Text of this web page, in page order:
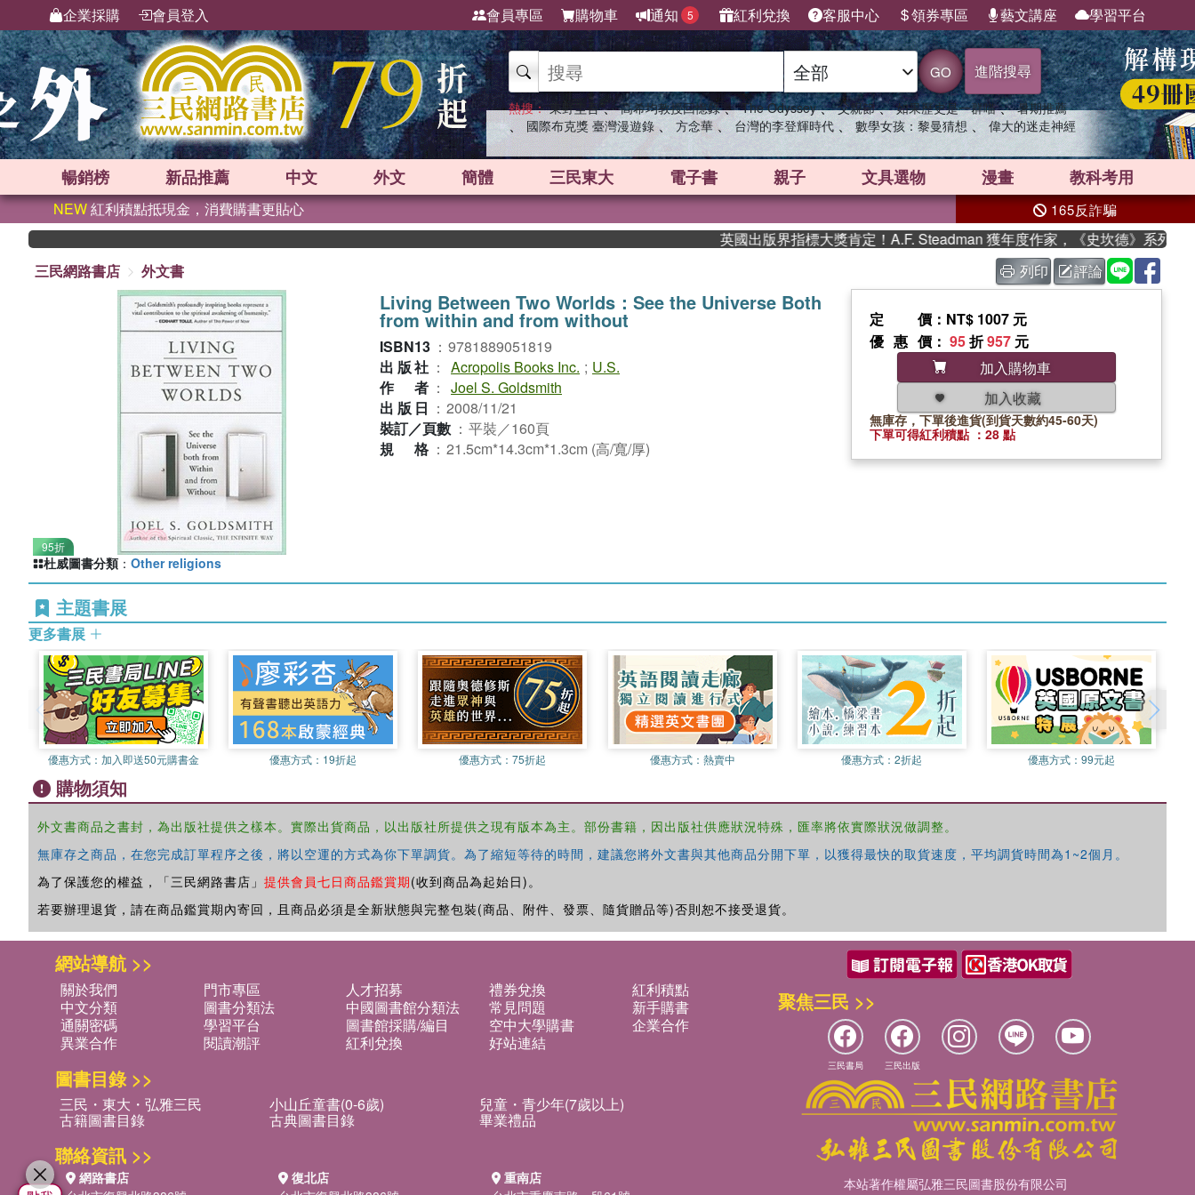
企業採購 會員登入 會員專區 購物車 通知 5 紅利兌換 客服中心 領券專區 藝文講座 學習平台
GO 進階搜尋
熱搜： 東野圭吾 、 高希均教授回憶錄 、 The Odyssey 、 父親節 、 如果歷史是一群喵 、 暑期推薦
、 國際布克獎 臺灣漫遊錄 、 方念華 、 台灣的李登輝時代 、 數學女孩：黎曼猜想 、 偉大的迷走神經
暢銷榜 新品推薦 中文 外文 簡體 三民東大 電子書 親子 文具選物 漫畫 教科考用
NEW紅利積點抵現金，消費購書更貼心 165反詐騙
英國出版界指標大獎肯定！A.F. Steadman 獲年度作家，《史坎德》系列帶你踏
三民網路書店
外文書 列印 評論
95折
Living Between Two Worlds：See the Universe Both
from within and from without
ISBN13 ： 9781889051819
出版社 ： Acropolis Books Inc. ; U.S.
作者 ： Joel S. Goldsmith
出版日 ： 2008/11/21
裝訂／頁數 ： 平裝／160頁
規格 ： 21.5cm*14.3cm*1.3cm (高/寬/厚)
定價 ：NT$ 1007 元
優惠價 ： 95折957 元
加入購物車
加入收藏
無庫存，下單後進貨(到貨天數約45-60天)
下單可得紅利積點 ：28 點
杜威圖書分類 ： Other religions
主題書展
更多書展
優惠方式： 加入即送50元購書金 優惠方式： 19折起 優惠方式：75折起 優惠方式： 熱賣中 優惠方式：2折起 優惠方式：99元起
購物須知
外文書商品之書封，為出版社提供之樣本。實際出貨商品，以出版社所提供之現有版本為主。部份書籍，因出版社供應狀況特殊，匯率將依實際狀況做調整。
無庫存之商品，在您完成訂單程序之後，將以空運的方式為你下單調貨。為了縮短等待的時間，建議您將外文書與其他商品分開下單，以獲得最快的取貨速度，平均調貨時間為1~2個月。
為了保護您的權益，「三民網路書店」 提供會員七日商品鑑賞期(收到商品為起始日)。
若要辦理退貨，請在商品鑑賞期內寄回，且商品必須是全新狀態與完整包裝(商品、附件、發票、隨貨贈品等)否則恕不接受退貨。
網站導航 >>
關於我們 門市專區 人才招募 禮券兌換
紅利積點
中文分類
圖書分類法 中國圖書館分類法 常見問題
新手購書
通關密碼
學習平台 圖書館採購/編目 空中大學購書
企業合作
異業合作
閱讀潮評 紅利兌換 好站連結
圖書目錄 >>
三民・東大・弘雅三民 小山丘童書(0-6歲) 兒童・青少年(7歲以上)
古籍圖書目錄 古典圖書目錄 畢業禮品
聯絡資訊 >>
網路書店
復北店
重南店
聚焦三民 >>
三民書局 三民出版
本站著作權屬弘雅三民圖書股份有限公司